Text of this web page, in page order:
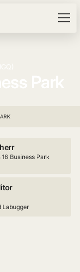
Business Park
Labugger